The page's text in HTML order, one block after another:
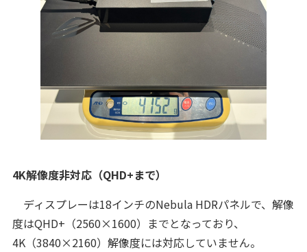
4K解像度非対応（QHD+まで）
ディスプレーは18インチのNebula HDRパネルで、解像
度はQHD+（2560×1600）までとなっており、
4K（3840×2160）解像度には対応していません。